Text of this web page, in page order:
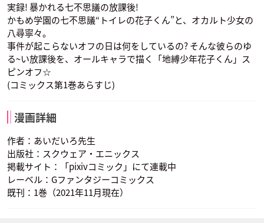
実録! 暴かれる七不思議の放課後!
かもめ学園の七不思議“トイレの花子くん”と、オカルト少女の
八尋寧々。
事件が起こらないオフの日は何をしているの? そんな彼らのゆ
る~い放課後を、オールキャラで描く「地縛少年花子くん」ス
ピンオフ☆
(コミックス第1巻あらすじ)
漫画詳細
作者：あいだいろ先生
出版社：スクウェア・エニックス
掲載サイト：「pixivコミック」にて連載中
レーベル：Gファンタジーコミックス
既刊：1巻（2021年11月現在）